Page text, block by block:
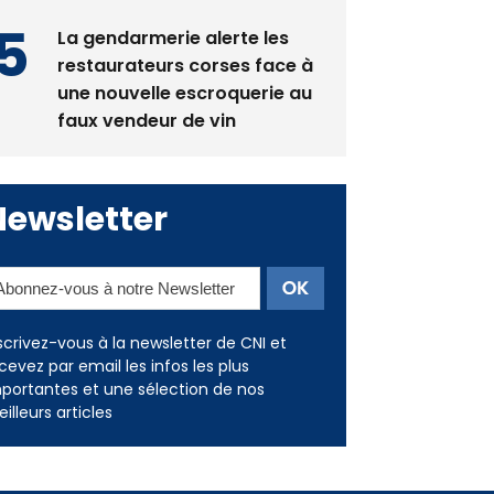
La gendarmerie alerte les
restaurateurs corses face à
une nouvelle escroquerie au
faux vendeur de vin
vous à la newsletter de CNI et
par email les infos les plus
et une sélection de nos
articles